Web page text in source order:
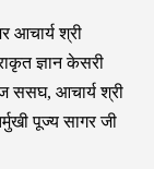
आचार्य श्री
ज्ञान केसरी
ससघ, आचार्य श्री
पूज्य सागर जी